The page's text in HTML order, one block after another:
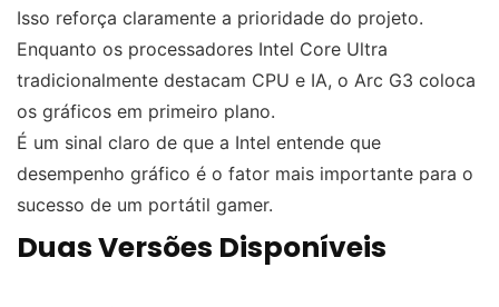
Isso reforça claramente a prioridade do projeto.
Enquanto os processadores Intel Core Ultra
tradicionalmente destacam CPU e IA, o Arc G3 coloca
os gráficos em primeiro plano.
É um sinal claro de que a Intel entende que
desempenho gráfico é o fator mais importante para o
sucesso de um portátil gamer.
Duas Versões Disponíveis